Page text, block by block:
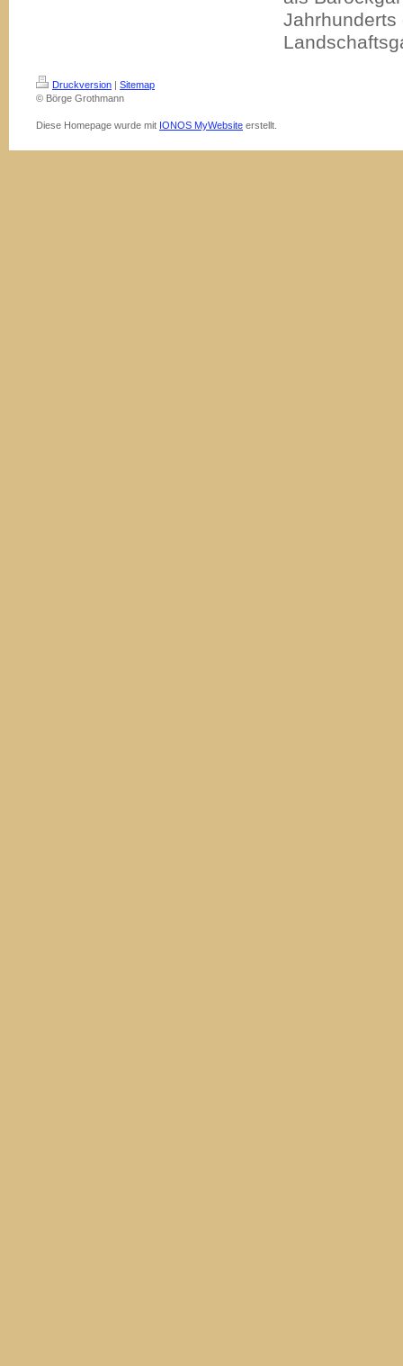
Jahrhunderts
Druckversion | Sitemap
© Börge Grothmann
Diese Homepage wurde mit IONOS MyWebsite erstellt.